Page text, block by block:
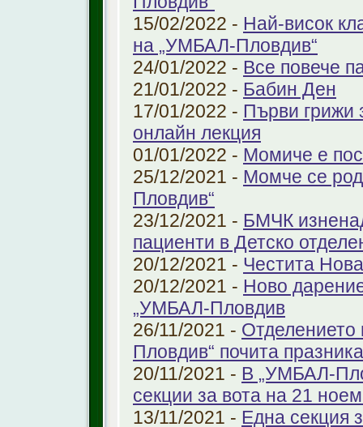
15/02/2022 - Най-висок
на „УМБАЛ-Пловдив“
24/01/2022 - Все повече
21/01/2022 - Бабин Ден
17/01/2022 - Първи грижи
онлайн лекция
01/01/2022 - Момиче е
25/12/2021 - Момче се
Пловдив“
23/12/2021 - БМЧК
пациенти в Детско
20/12/2021 - Честита
20/12/2021 - Ново
„УМБАЛ-Пловдив
26/11/2021 -
Пловдив“ почита
20/11/2021 - В „УМБАЛ-
секции за вота на 21
13/11/2021 - Една секция